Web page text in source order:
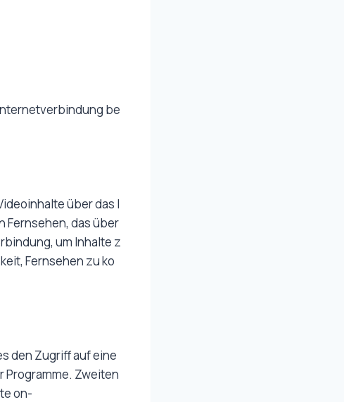
be
über das I
Fernsehen, das über
um Inhalte z
Fernsehen zu ko
den Zugriff auf eine
Programme. Zweiten
on-